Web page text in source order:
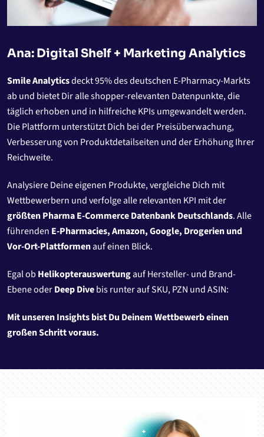
Ana: Digital Shelf + Marketing Analytics
Smile Analyticsdeckt 95% des deutschen E-Pharmacy-Markts
ab und bietet Dir alle shopper-relevanten Datenpunkte, die
täglich erhoben und in hilfreiche KPIs umgewandelt werden.
Die Plattform unterstützt Dich bei der Preisüberwachung,
Verbesserung von Produktdetailseiten und der Erhöhung Ihrer
Reichweite.
Analysiere Deine eigenen Produkte, vergleiche Dich mit
Wettbewerbern und verfolge alle relevanten KPI mit der
größten Pharma E-Commerce Datenbank Deutschlands. Alle
führenden E-Pharmacies, Amazon, Google, Drogerien und
Vor-Ort-Plattformenauf einen Blick.
Egal ob Helikopterauswertungauf Hersteller- und Brand-
Ebene oderDeep Divebis runter auf SKU, PZN und ASIN:
Mit unseren Insights bist Du Deinem Wettbewerb einen
großen Schritt voraus.